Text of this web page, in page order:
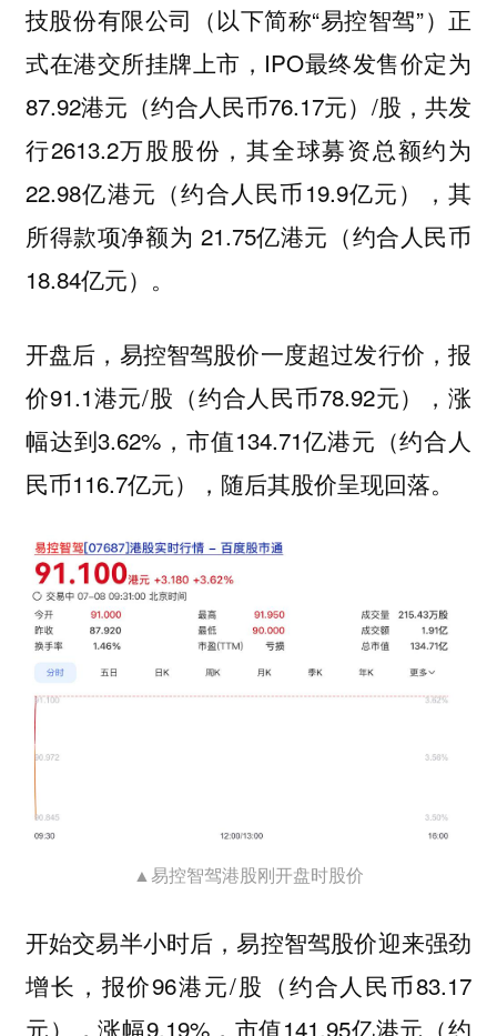
技股份有限公司（以下简称“易控智驾”）正
式在港交所挂牌上市，IPO最终发售价定为
87.92港元（约合人民币76.17元）/股，共发
行2613.2万股股份，其全球募资总额约为
22.98亿港元（约合人民币19.9亿元），其
所得款项净额为 21.75亿港元（约合人民币
18.84亿元）。
开盘后，易控智驾股价一度超过发行价，报
价91.1港元/股（约合人民币78.92元），涨
幅达到3.62%，市值134.71亿港元（约合人
民币116.7亿元），随后其股价呈现回落。
▲易控智驾港股刚开盘时股价
开始交易半小时后，易控智驾股价迎来强劲
增长，报价96港元/股（约合人民币83.17
元），涨幅9.19%，市值141.95亿港元（约